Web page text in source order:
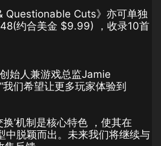
Questionable Cuts》亦可单独
约合美金 $9.99) ，收录10首
始人兼游戏总监Jamie
们希望让更多玩家体验到
换’机制是核心特色 ，使其在
中脱颖而出。未来我们将继续与